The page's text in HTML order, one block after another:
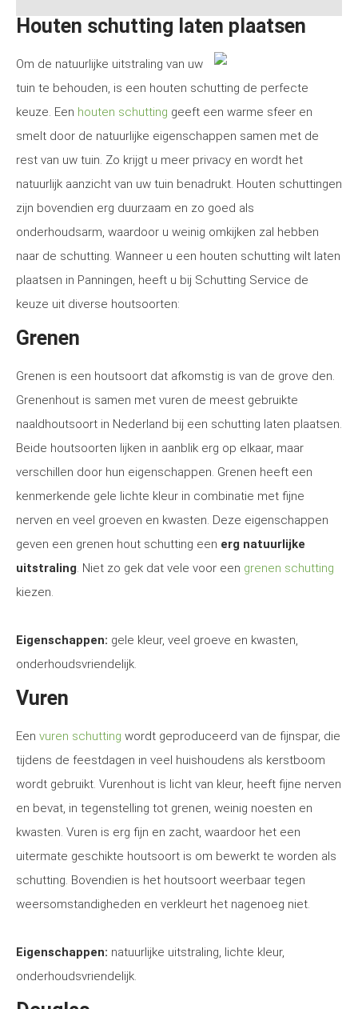
Houten schutting laten plaatsen
Om de natuurlijke uitstraling van uw
tuin te behouden, is een houten schutting de perfecte
keuze. Een houten schutting geeft een warme sfeer en
smelt door de natuurlijke eigenschappen samen met de
rest van uw tuin. Zo krijgt u meer privacy en wordt het
natuurlijk aanzicht van uw tuin benadrukt. Houten schuttingen
zijn bovendien erg duurzaam en zo goed als
onderhoudsarm, waardoor u weinig omkijken zal hebben
naar de schutting. Wanneer u een houten schutting wilt laten
plaatsen in Panningen, heeft u bij Schutting Service de
keuze uit diverse houtsoorten:
Grenen
Grenen is een houtsoort dat afkomstig is van de grove den.
Grenenhout is samen met vuren de meest gebruikte
naaldhoutsoort in Nederland bij een schutting laten plaatsen.
Beide houtsoorten lijken in aanblik erg op elkaar, maar
verschillen door hun eigenschappen. Grenen heeft een
kenmerkende gele lichte kleur in combinatie met fijne
nerven en veel groeven en kwasten. Deze eigenschappen
geven een grenen hout schutting een erg natuurlijke
uitstraling. Niet zo gek dat vele voor een grenen schutting
kiezen.
Eigenschappen: gele kleur, veel groeve en kwasten,
onderhoudsvriendelijk.
Vuren
Een vuren schutting wordt geproduceerd van de fijnspar, die
tijdens de feestdagen in veel huishoudens als kerstboom
wordt gebruikt. Vurenhout is licht van kleur, heeft fijne nerven
en bevat, in tegenstelling tot grenen, weinig noesten en
kwasten. Vuren is erg fijn en zacht, waardoor het een
uitermate geschikte houtsoort is om bewerkt te worden als
schutting. Bovendien is het houtsoort weerbaar tegen
weersomstandigheden en verkleurt het nagenoeg niet.
Eigenschappen: natuurlijke uitstraling, lichte kleur,
onderhoudsvriendelijk.